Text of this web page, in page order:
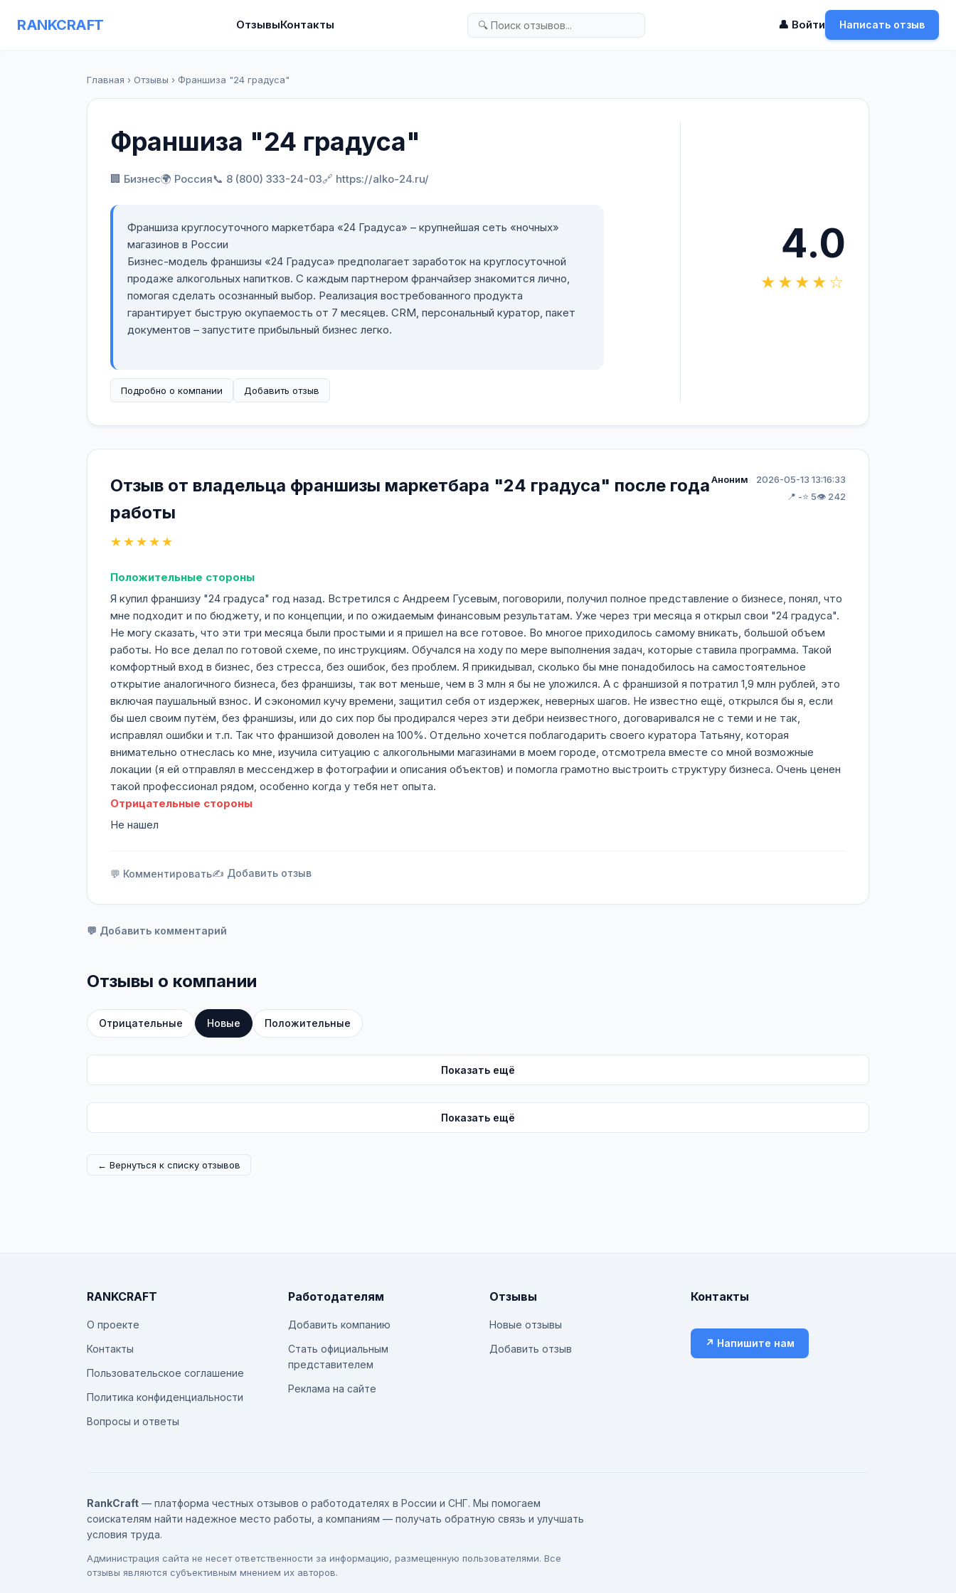
RANKCRAFT ОтзывыКонтакты 👤 Войти Написать отзыв
Главная › Отзывы › Франшиза "24 градуса"
Франшиза "24 градуса"
🏢 Бизнес🌍 Россия📞 8 (800) 333-24-03🔗 https://alko-24.ru/
Франшиза круглосуточного маркетбара «24 Градуса» – крупнейшая сеть «ночных»
магазинов в России
Бизнес-модель франшизы «24 Градуса» предполагает заработок на круглосуточной
продаже алкогольных напитков. С каждым партнером франчайзер знакомится лично,
помогая сделать осознанный выбор. Реализация востребованного продукта
гарантирует быструю окупаемость от 7 месяцев. CRM, персональный куратор, пакет
документов – запустите прибыльный бизнес легко.
Подробно о компании Добавить отзыв
4.0
★★★★☆
Отзыв от владельца франшизы маркетбара "24 градуса" после года
работы
★★★★★
Аноним
2026-05-13 13:16:33
📍 -⭐ 5👁️ 242
Положительные стороны
Я купил франшизу "24 градуса" год назад. Встретился с Андреем Гусевым, поговорили, получил полное представление о бизнесе, понял, что
мне подходит и по бюджету, и по концепции, и по ожидаемым финансовым результатам. Уже через три месяца я открыл свои "24 градуса".
Не могу сказать, что эти три месяца были простыми и я пришел на все готовое. Во многое приходилось самому вникать, большой объем
работы. Но все делал по готовой схеме, по инструкциям. Обучался на ходу по мере выполнения задач, которые ставила программа. Такой
комфортный вход в бизнес, без стресса, без ошибок, без проблем. Я прикидывал, сколько бы мне понадобилось на самостоятельное
открытие аналогичного бизнеса, без франшизы, так вот меньше, чем в 3 млн я бы не уложился. А с франшизой я потратил 1,9 млн рублей, это
включая паушальный взнос. И сэкономил кучу времени, защитил себя от издержек, неверных шагов. Не известно ещё, открылся бы я, если
бы шел своим путём, без франшизы, или до сих пор бы продирался через эти дебри неизвестного, договаривался не с теми и не так,
исправлял ошибки и т.п. Так что франшизой доволен на 100%. Отдельно хочется поблагодарить своего куратора Татьяну, которая
внимательно отнеслась ко мне, изучила ситуацию с алкогольными магазинами в моем городе, отсмотрела вместе со мной возможные
локации (я ей отправлял в мессенджер в фотографии и описания объектов) и помогла грамотно выстроить структуру бизнеса. Очень ценен
такой профессионал рядом, особенно когда у тебя нет опыта.
Отрицательные стороны
Не нашел
💬 Комментировать✍️ Добавить отзыв
💬 Добавить комментарий
Отзывы о компании
Отрицательные Новые Положительные
Показать ещё
Показать ещё
← Вернуться к списку отзывов
RANKCRAFT
О проекте
Контакты
Пользовательское соглашение
Политика конфиденциальности
Вопросы и ответы
Работодателям
Добавить компанию
Стать официальным
представителем
Реклама на сайте
Отзывы
Новые отзывы
Добавить отзыв
Контакты
↗ Напишите нам
RankCraft — платформа честных отзывов о работодателях в России и СНГ. Мы помогаем
соискателям найти надежное место работы, а компаниям — получать обратную связь и улучшать
условия труда.
Администрация сайта не несет ответственности за информацию, размещенную пользователями. Все
отзывы являются субъективным мнением их авторов.